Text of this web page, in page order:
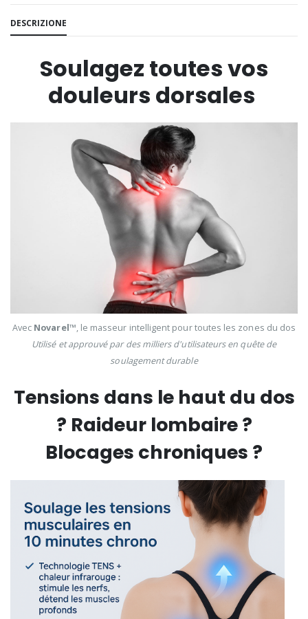
DESCRIZIONE
Soulagez toutes vos
douleurs dorsales
Avec Novarel™, le masseur intelligent pour toutes les zones du dos
Utilisé et approuvé par des milliers d'utilisateurs en quête de
soulagement durable
Tensions dans le haut du dos
? Raideur lombaire ?
Blocages chroniques ?